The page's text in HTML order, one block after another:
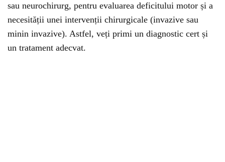
sau neurochirurg, pentru evaluarea deficitului motor și a
necesității unei intervenții chirurgicale (invazive sau
minin invazive). Astfel, veți primi un diagnostic cert și
un tratament adecvat.